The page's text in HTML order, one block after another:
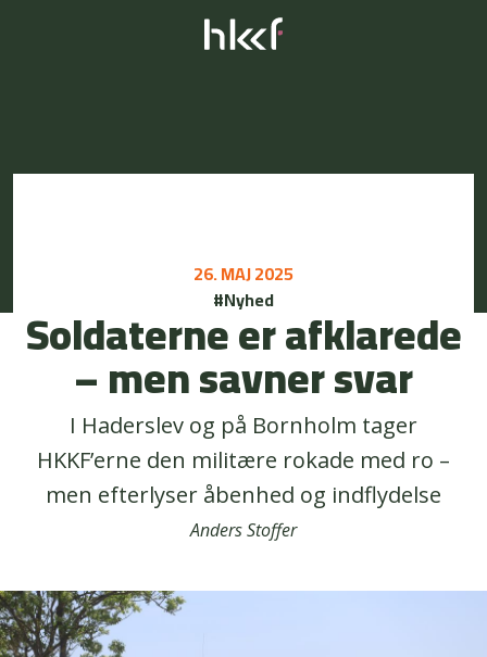
26. MAJ 2025
#Nyhed
Soldaterne er afklarede
– men savner svar
I Haderslev og på Bornholm tager
HKKF’erne den militære rokade med ro –
men efterlyser åbenhed og indflydelse
Anders Stoffer